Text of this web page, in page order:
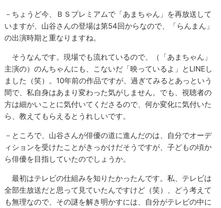
－ちょうど今、ＢＳプレミアムで「あまちゃん」を再放送して
いますが、山谷さんの登場は第54回からなので、「らんまん」
の出演時期と重なりますね。
そうなんです。現場でも流れているので、（「あまちゃん」
主演の）のんちゃんにも、こないだ「映っているよ」とLINEし
ました（笑）。10年前の作品ですが、過ぎてみるとあっという
間で、私自身はあまり変わった気がしません。でも、視聴者の
方は細かいことに気付いてくださるので、何か変化に気付いた
ら、教えてもらえるとうれしいです。
－ところで、山谷さんが俳優の道に進んだのは、自分でオーデ
ィションを受けたことがきっかけだそうですが、子どもの頃か
ら俳優を目指していたのでしょうか。
最初はテレビの仕組みを知りたかったんです。私、テレビは
全部生放送だと思って見ていたんですけど（笑）、どう考えて
も無理なので、その謎を解き明かすには、自分がテレビの中に